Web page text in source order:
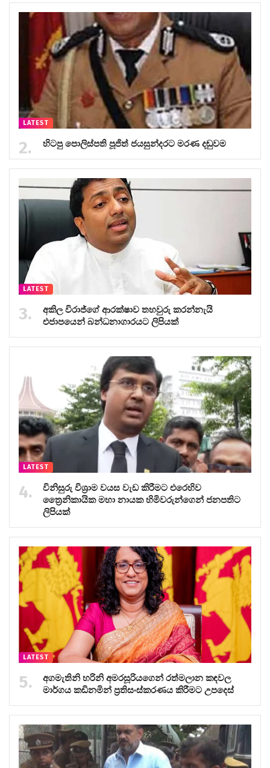
LATEST
හිටපු පොලිස්පති පූජිත් ජයසුන්දරට මරණ දඬුවම
LATEST
අකිල විරාජ්ගේ ආරක්ෂාව තහවුරු කරන්නැයි
එජාපයෙන් බන්ධනාගාරයට ලිපියක්
LATEST
විනිසුරු විශ්‍රාම වයස වැඩ කිරීමට එරෙහිව
ත්‍රෛනිකායික මහා නායක හිමිවරුන්ගෙන් ජනපතිට
ලිපියක්
LATEST
අගමැතිනි හරිනි අමරසූරියගෙන් රත්මලාන කඳවල
මාර්ගය කඩිනමින් ප්‍රතිසංස්කරණය කිරීමට උපදෙස්